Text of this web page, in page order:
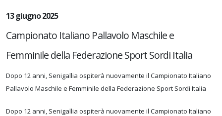
13 giugno 2025
Campionato Italiano Pallavolo Maschile e
Femminile della Federazione Sport Sordi Italia
Dopo 12 anni, Senigallia ospiterà nuovamente il Campionato Italiano
Pallavolo Maschile e Femminile della Federazione Sport Sordi Italia
Dopo 12 anni, Senigallia ospiterà nuovamente il Campionato Italiano